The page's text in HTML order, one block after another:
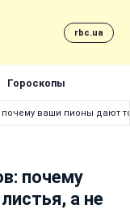
rbc.ua
Гороскопы
ваши пионы дают
почему
а не